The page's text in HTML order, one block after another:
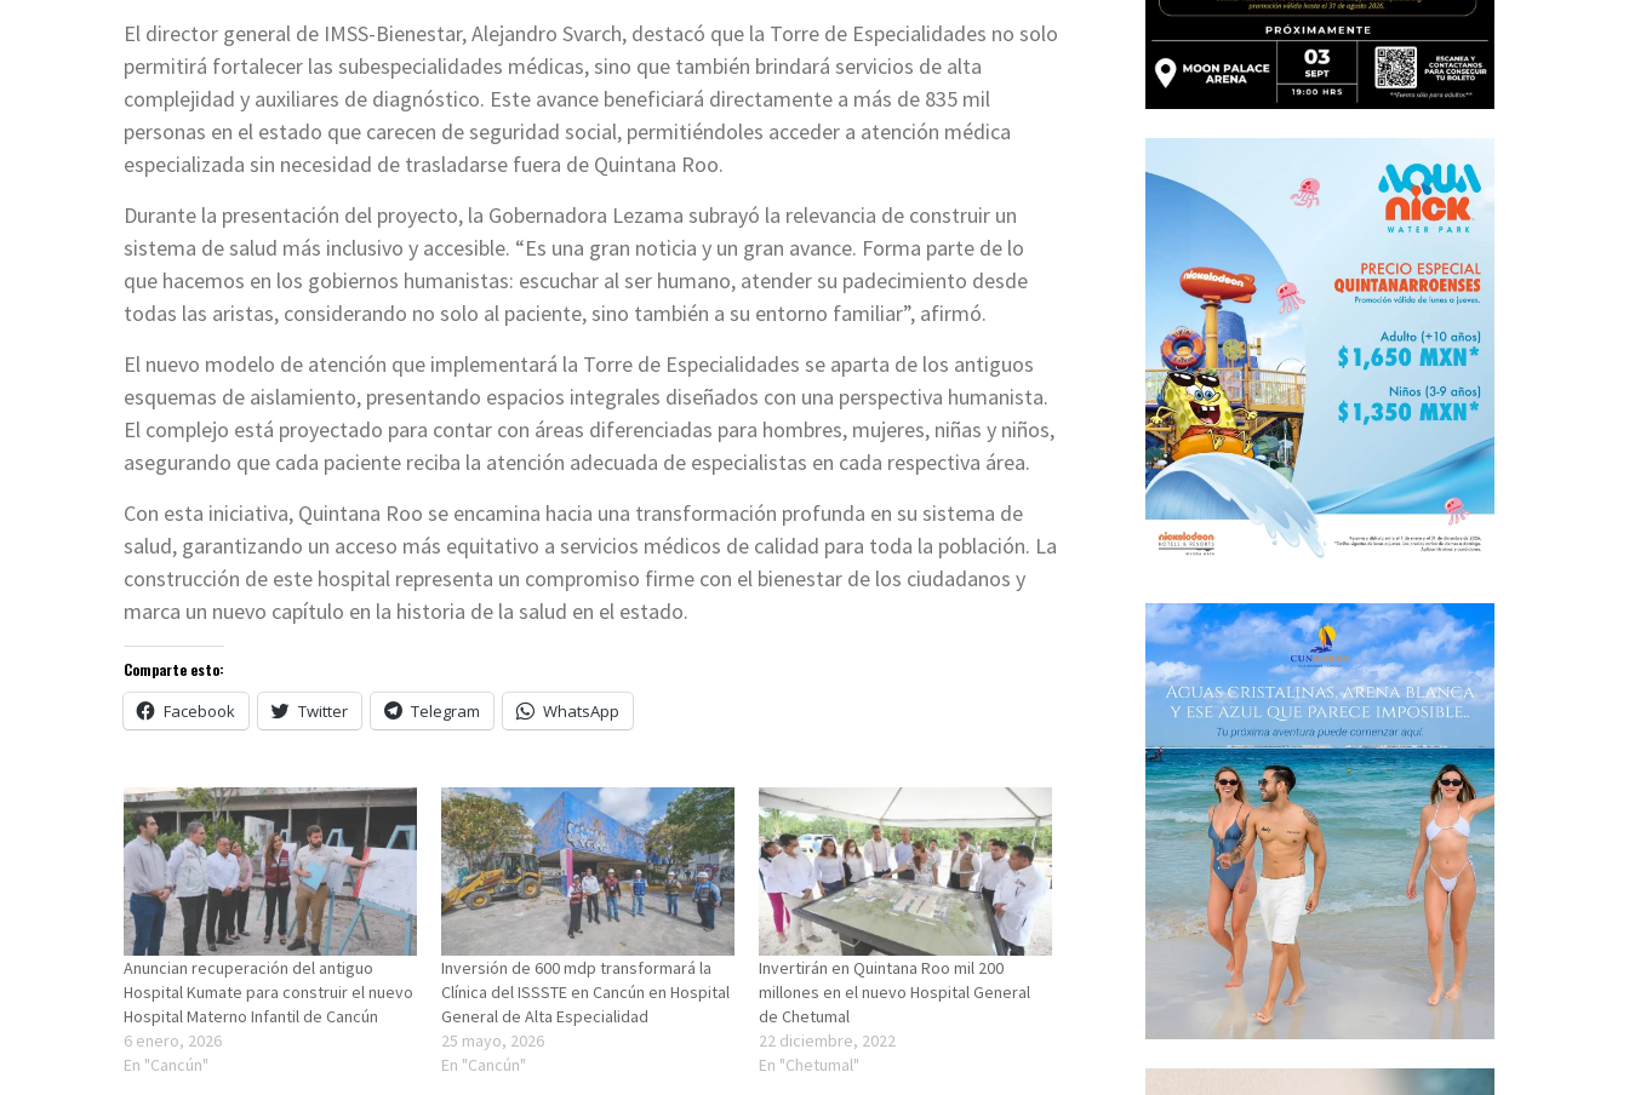
El director general de IMSS-Bienestar, Alejandro Svarch, destacó que la Torre de Especialidades no solo
permitirá fortalecer las subespecialidades médicas, sino que también brindará servicios de alta
complejidad y auxiliares de diagnóstico. Este avance beneficiará directamente a más de 835 mil
personas en el estado que carecen de seguridad social, permitiéndoles acceder a atención médica
especializada sin necesidad de trasladarse fuera de Quintana Roo.
Durante la presentación del proyecto, la Gobernadora Lezama subrayó la relevancia de construir un
sistema de salud más inclusivo y accesible. “Es una gran noticia y un gran avance. Forma parte de lo
que hacemos en los gobiernos humanistas: escuchar al ser humano, atender su padecimiento desde
todas las aristas, considerando no solo al paciente, sino también a su entorno familiar”, afirmó.
El nuevo modelo de atención que implementará la Torre de Especialidades se aparta de los antiguos
esquemas de aislamiento, presentando espacios integrales diseñados con una perspectiva humanista.
El complejo está proyectado para contar con áreas diferenciadas para hombres, mujeres, niñas y niños,
asegurando que cada paciente reciba la atención adecuada de especialistas en cada respectiva área.
Con esta iniciativa, Quintana Roo se encamina hacia una transformación profunda en su sistema de
salud, garantizando un acceso más equitativo a servicios médicos de calidad para toda la población. La
construcción de este hospital representa un compromiso firme con el bienestar de los ciudadanos y
marca un nuevo capítulo en la historia de la salud en el estado.
Comparte esto:
Facebook Twitter Telegram WhatsApp
Anuncian recuperación del antiguo
Hospital Kumate para construir el nuevo
Hospital Materno Infantil de Cancún
6 enero, 2026
En "Cancún"
Inversión de 600 mdp transformará la
Clínica del ISSSTE en Cancún en Hospital
General de Alta Especialidad
25 mayo, 2026
En "Cancún"
Invertirán en Quintana Roo mil 200
millones en el nuevo Hospital General
de Chetumal
22 diciembre, 2022
En "Chetumal"